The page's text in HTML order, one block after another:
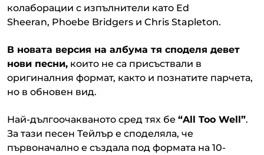
колаборации с изпълнители като Ed
Sheeran, Phoebe Bridgers и Chris Stapleton.
В новата версия на албума тя споделя девет
нови песни, които не са присъствали в
оригиналния формат, както и познатите парчета,
но в обновен вид.
Най-дългоочакваното сред тях бе “All Too Well”.
За тази песен Тейлър е споделяла, че
първоначално е създала под формата на 10-